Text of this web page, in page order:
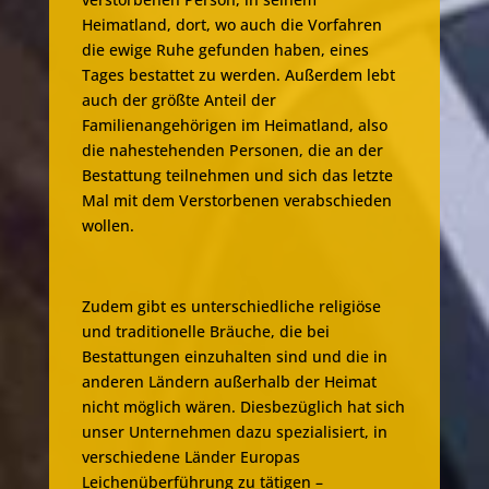
Heimatland, dort, wo auch die Vorfahren
die ewige Ruhe gefunden haben, eines
Tages bestattet zu werden. Außerdem lebt
auch der größte Anteil der
Familienangehörigen im Heimatland, also
die nahestehenden Personen, die an der
Bestattung teilnehmen und sich das letzte
Mal mit dem Verstorbenen verabschieden
wollen.
Zudem gibt es unterschiedliche religiöse
und traditionelle Bräuche, die bei
Bestattungen einzuhalten sind und die in
anderen Ländern außerhalb der Heimat
nicht möglich wären. Diesbezüglich hat sich
unser Unternehmen dazu spezialisiert, in
verschiedene Länder Europas
Leichenüberführung zu tätigen –